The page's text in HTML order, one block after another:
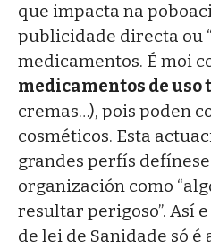
que impacta na
publicidade directa ou
medicamentos. É moi
medicamentos de uso
cremas…), pois poden
cosméticos. Esta
grandes perfís
organización como
resultar perigoso”. Así
de lei de Sanidade só